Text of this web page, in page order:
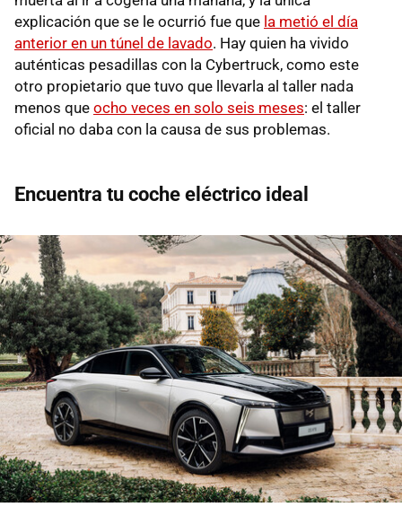
explicación que se le ocurrió fue que la metió el día
anterior en un túnel de lavado. Hay quien ha vivido
auténticas pesadillas con la Cybertruck, como este
otro propietario que tuvo que llevarla al taller nada
menos que ocho veces en solo seis meses: el taller
oficial no daba con la causa de sus problemas.
Encuentra tu coche eléctrico ideal